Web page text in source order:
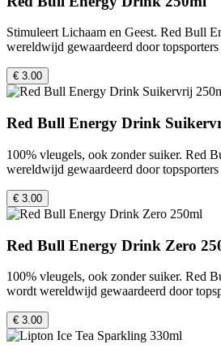
Stimuleert Lichaam en Geest. Red Bull
wereldwijd gewaardeerd door topsporters
€ 3.00
Red Bull Energy Drink
100% vleugels, ook zonder suiker. Red
wereldwijd gewaardeerd door topsporters
€ 3.00
Red Bull Energy Drink Zero
100% vleugels, ook zonder suiker. Red
wordt wereldwijd gewaardeerd door
€ 3.00